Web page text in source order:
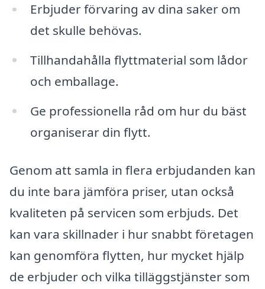
Erbjuder förvaring av dina saker om
det skulle behövas.
Tillhandahålla flyttmaterial som lådor
och emballage.
Ge professionella råd om hur du bäst
organiserar din flytt.
Genom att samla in flera erbjudanden kan
du inte bara jämföra priser, utan också
kvaliteten på servicen som erbjuds. Det
kan vara skillnader i hur snabbt företagen
kan genomföra flytten, hur mycket hjälp
de erbjuder och vilka tilläggstjänster som